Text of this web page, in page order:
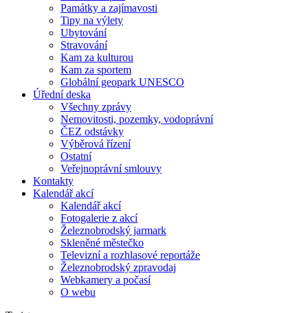
Památky a zajímavosti
Tipy na výlety
Ubytování
Stravování
Kam za kulturou
Kam za sportem
Globální geopark UNESCO
Úřední deska
Všechny zprávy
Nemovitosti, pozemky, vodoprávní
ČEZ odstávky
Výběrová řízení
Ostatní
Veřejnoprávní smlouvy
Kontakty
Kalendář akcí
Kalendář akcí
Fotogalerie z akcí
Železnobrodský jarmark
Skleněné městečko
Televizní a rozhlasové reportáže
Železnobrodský zpravodaj
Webkamery a počasí
O webu